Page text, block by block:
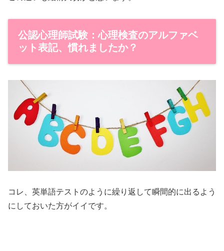
公認心理師試験：心理検査のアルファベ
ット表記、慣れましたか？
コレ、英単語テストのように繰り返して瞬間的に出るよう
にしておいた方がイイです。